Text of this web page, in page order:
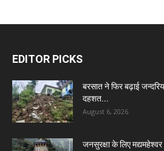
EDITOR PICKS
बरसात ने फिर बढ़ाई
दहशत...
August 6, 2026
जनसुरक्षा के लिए